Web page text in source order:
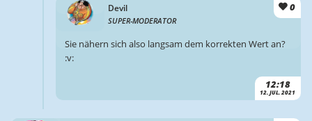
Devil
SUPER-MODERATOR
0
12:18
12. JUL. 2021
Sie nähern sich also langsam dem korrekten Wert an?
:v: